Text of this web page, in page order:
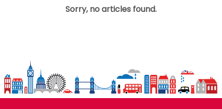
Sorry, no articles found.